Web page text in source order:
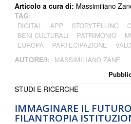
Articolo a cura di: Massimiliano
TAG:
DIGITAL APP STORYTELLING
BENI CULTURALI
PATRIMONIO
EUROPA
PARTECIPAZIONE
AUTORE/I: MASSIMILIANO ZANE
IMMAGINARE IL
FILANTROPIA
STUDI E RICERCHE